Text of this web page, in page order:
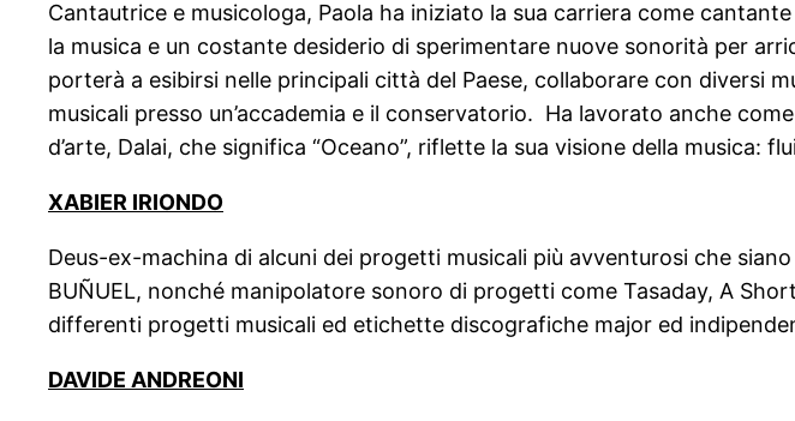
Cantautrice e musicologa, Paola ha iniziato la sua carriera come
la musica e un costante desiderio di sperimentare nuove sonorità per
porterà a esibirsi nelle principali città del Paese, collaborare con diversi
musicali presso un’accademia e il conservatorio. Ha lavorato anche
d’arte, Dalai, che significa “Oceano”, riflette la sua visione della musica:
XABIER IRIONDO
Deus-ex-machina di alcuni dei progetti musicali più avventurosi che
BUÑUEL, nonché manipolatore sonoro di progetti come Tasaday, A
differenti progetti musicali ed etichette discografiche major ed
DAVIDE ANDREONI